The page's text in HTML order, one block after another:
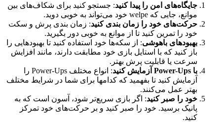
جایگاه‌های امن را پیدا کنید: جستجو کنید برای شکاف‌های بین
موانع، جایی که welpe خود می‌تواند به خوبی دوید.
حرکت‌های خود را زمان بندی کنید: زمان بندی پرش و سکت
خود را تمرین کنید تا از موانع به خوبی دور بگیرید.
بهبودهای باهوشی: از سکه‌ها خود استفاده کنید تا بهبودهایی را
باز کنید که با استایل بازی خود مطابقت دارند، مانند افزایش
سرعت یا قابلیت پرش بهتر.
با Power-Ups آزمایش کنید
: انواع مختلف Power-Ups را
آزمایش کنید تا بفهمید که کدامها برای شما در شرایط مختلف
بهتر عمل می‌کنند.
خود را صبر کنید: اگر بازی سریع‌تر شود، آسون است که به
پانیک برسید. خود را صبر کنید و بر حرکت‌های خود تمرکز
کنید.